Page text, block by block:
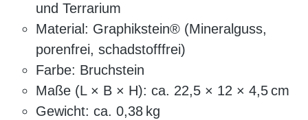
und Terrarium
Material: Graphikstein® (Mineralguss,
porenfrei, schadstofffrei)
Farbe: Bruchstein
Maße (L × B × H): ca. 22,5 × 12 × 4,5 cm
Gewicht: ca. 0,38 kg